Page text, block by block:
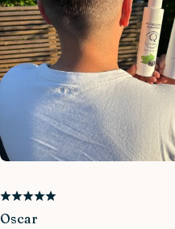
Oscar